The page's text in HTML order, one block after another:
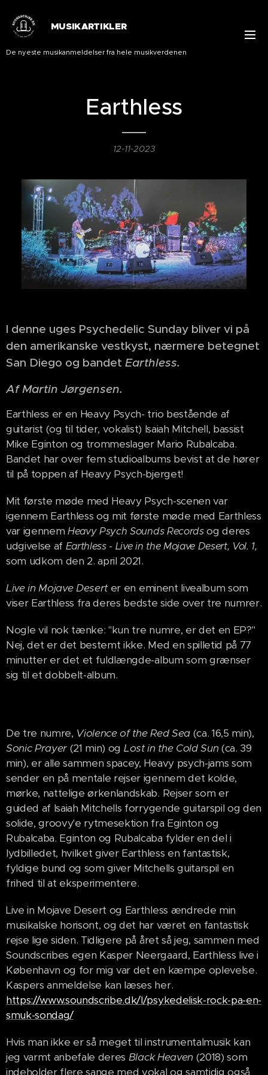
MUSIKARTIKLER
De nyeste musikanmeldelser fra hele musikverdenen
Earthless
12-11-2023
I denne uges Psychedelic Sunday bliver vi på
den amerikanske vestkyst, nærmere betegnet
San Diego og bandet Earthless.
Af Martin Jørgensen.
Earthless er en Heavy Psych- trio bestående af
guitarist (og til tider, vokalist) Isaiah Mitchell, bassist
Mike Eginton og trommeslager Mario Rubalcaba.
Bandet har over fem studioalbums bevist at de hører
til på toppen af Heavy Psych-bjerget!
Mit første møde med Heavy Psych-scenen var
igennem Earthless og mit første møde med Earthless
var igennemHeavy Psych Sounds Recordsog deres
udgivelse af Earthless - Live in the Mojave Desert, Vol. 1,
som udkom den 2. april 2021.
Live in Mojave Desert er en eminent livealbum som
viser Earthless fra deres bedste side over tre numrer.
Nogle vil nok tænke: "kun tre numre, er det en EP?"
Nej, det er det bestemt ikke. Med en spilletid på 77
minutter er det et fuldlængde-album som grænser
sig til et dobbelt-album.
De tre numre, Violence of the Red Sea(ca. 16,5 min),
Sonic Prayer (21 min) og Lost in the Cold Sun(ca. 39
min), er alle sammen spacey, Heavy psych-jams som
sender en på mentale rejser igennem det kolde,
mørke, nattelige ørkenlandskab. Rejser som er
guided af Isaiah Mitchells forrygende guitarspil og den
solide, groovy'e rytmesektion fra Eginton og
Rubalcaba. Eginton og Rubalcaba fylder en del i
lydbilledet, hvilket giver Earthless en fantastisk,
fyldige bund og som giver Mitchells guitarspil en
frihed til at eksperimentere.
Live in Mojave Desert og Earthless ændrede min
musikalske horisont, og det har været en fantastisk
rejse lige siden. Tidligere på året så jeg, sammen med
Soundscribes egen Kasper Neergaard, Earthless live i
København og for mig var det en kæmpe oplevelse.
Kaspers anmeldelse kan læses her.
https://www.soundscribe.dk/l/psykedelisk-rock-pa-en-
smuk-sondag/
Hvis man ikke er så meget til instrumentalmusik kan
jeg varmt anbefale deres Black Heaven (2018) som
indeholder flere sange med vokal og samtidig også